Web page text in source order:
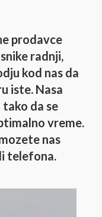
prodavce
radnji,
kod nas da
iste. Nasa
da se
vreme.
nas
telefona.